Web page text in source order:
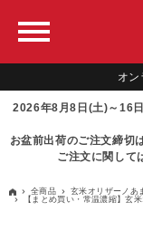
オ
2026年8月8日(土)～16
お盆前出荷のご注文締切
ご注文に関して
全商品
玄米オリザーノあ
【まとめ買い・常温濃縮】玄